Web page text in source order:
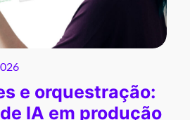
e orquestração:
IA em produção